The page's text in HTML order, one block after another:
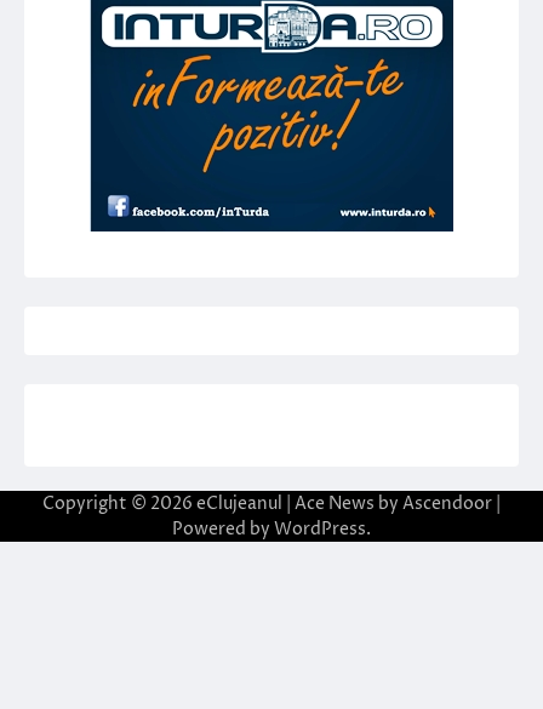
Copyright © 2026 eClujeanul | Ace News by Ascendoor
Powered by WordPress.